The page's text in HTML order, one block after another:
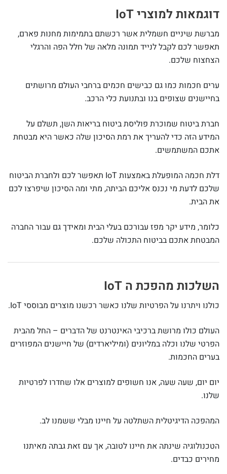
דוגמאות למוצרי IoT
מברשת שיניים חשמלית אשר רכשתם בתמימות מחנות פארם,
תאפשר לכם לקבל לנייד תמונה מלאה של חלל הפה והרגלי
הצחצוח שלכם.
ערים חכמות כמו גם כבישים חכמים ברחבי העולם מרושתים
בחיישנים שצופים בנו ובתנועת כלי הרכב.
חברת ביטוח שמוכרת פוליסת ביטוח בריאות השן, תשלם על
המידע הזה כדי להעריך את רמת הסיכון שלה כאשר היא מבטחת
אתכם המשתמשים.
דלת חכמה המופעלת באמצעות IoT תאפשר לכם ולחברת הביטוח
שלכם לדעת מי נכנס אליכם הביתה, מתי ומה הסיכון שיפרצו לכם
את הבית.
כלומר, מידע יקר מפז עבורכם בעלי הבית ומאידך גם עבור החברה
המבטחת אתכם בביטוח התכולה שלכם.
השלכות מהפכת ה IoT
כולנו ויתרנו על הפרטיות שלנו כאשר רכשנו מוצרים מבוססי IoT.
העולם כולו מרושת ברכיבי האינטרנט של הדברים – החל מהבית
הפרטי שלנו וכלה במליונים (ומיליארדים) של חיישנים המפוזרים
בערים החכמות.
יום יום, שעה שעה, אנו חשופים למוצרים אלו שחדרו לפרטיות
שלנו.
המהפכה הדיגיטלית השתלטה על חיינו מבלי ששמנו לב.
הטכנולוגיה שינתה את חיינו לטובה, אך עם זאת גבתה מאיתנו
מחירים כבדים.